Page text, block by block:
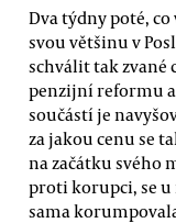
Dva týdny poté,
svou většinu v
schválit tak zvané
penzijní reformu
součástí je
za jakou cenu se
na začátku svého
proti korupci, se u
sama